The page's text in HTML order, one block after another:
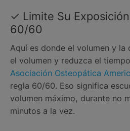
✓ Limite Su Exposición
60/60
Aquí es donde el volumen y la
el volumen y reduzca el
Asociación Osteopática
regla 60/60. Eso significa
volumen máximo, durante no
minutos a la vez.